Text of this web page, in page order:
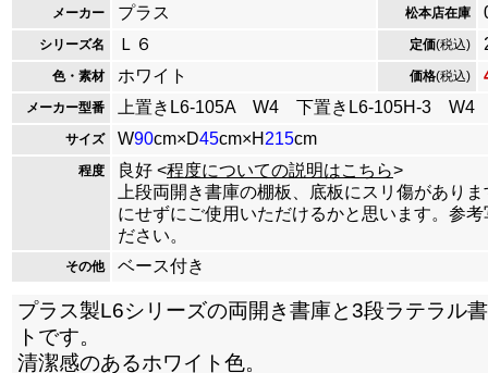
メーカー プラス 松本店在庫
シリーズ名 Ｌ６ 定価(税込)
色・素材 ホワイト 価格(税込)
メーカー型番 上置きL6-105A W4 下置きL6-105H-3 W4
サイズ W90cm×D45cm×H 215cm
程度 良好 <程度についての説明はこちら>
上段両開き書庫の棚板、底板にスリ傷があり
にせずにご使用いただけるかと思います。参
ださい。
その他 ベース付き
プラス製L6シリーズの両開き書庫と3段ラテラル
トです。
清潔感のあるホワイト色。